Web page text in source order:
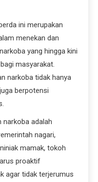
ini merupakan
menekan dan
yang hingga kini
masyarakat.
narkoba tidak hanya
berpotensi
narkoba adalah
nagari,
mamak, tokoh
proaktif
agar tidak terjerumus